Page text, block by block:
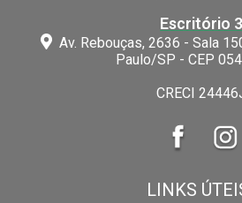
Escritório 3
Av. Rebouças, 2636 - Sala
Paulo/SP - CEP
CRECI
LINKS